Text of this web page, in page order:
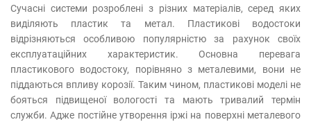
Сучасні системи розроблені з різних матеріалів, серед яких
виділяють пластик та метал. Пластикові водостоки
відрізняються особливою популярністю за рахунок своїх
експлуатаційних характеристик. Основна перевага
пластикового водостоку, порівняно з металевими, вони не
піддаються впливу корозії. Таким чином, пластикові моделі не
бояться підвищеної вологості та мають тривалий термін
служби. Адже постійне утворення іржі на поверхні металевого